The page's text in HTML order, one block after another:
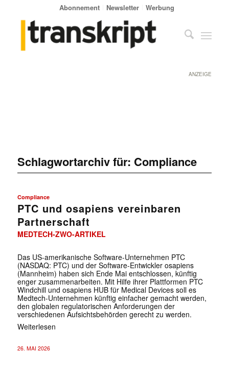
Abonnement Newsletter Werbung
ANZEIGE
Schlagwortarchiv für: Compliance
Compliance
PTC und osapiens vereinbaren
Partnerschaft
MEDTECH-ZWO-ARTIKEL
Das US-amerikanische Software-Unternehmen PTC
(NASDAQ: PTC) und der Software-Entwickler osapiens
(Mannheim) haben sich Ende Mai entschlossen, künftig
enger zusammenarbeiten. Mit Hilfe ihrer Plattformen PTC
Windchill und osapiens HUB für Medical Devices soll es
Medtech-Unternehmen künftig einfacher gemacht werden,
den globalen regulatorischen Anforderungen der
verschiedenen Aufsichtsbehörden gerecht zu werden.
Weiterlesen
26. MAI 2026